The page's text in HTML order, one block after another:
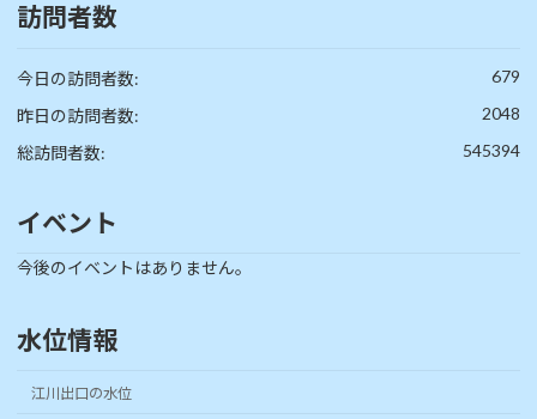
訪問者数
679
今日の訪問者数:
2048
昨日の訪問者数:
545394
総訪問者数:
イベント
今後のイベントはありません。
水位情報
江川出口の水位